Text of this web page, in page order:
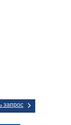
запрос